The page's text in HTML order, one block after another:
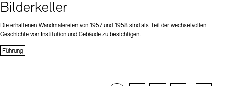
Bilderkeller
Die erhaltenen Wandmalereien von 1957 und 1958 sind als Teil der wechselvollen
Geschichte von Institution und Gebäude zu besichtigen.
Führung